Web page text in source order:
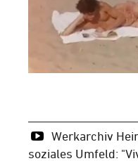
Werkarchiv
soziales Umfeld: